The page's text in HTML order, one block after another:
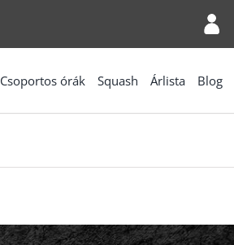
Csoportos órák Squash Árlista Blog